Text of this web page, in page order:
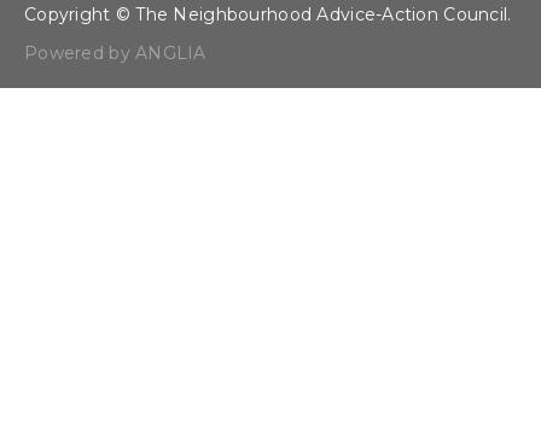
Copyright © The Neighbourhood Advice-Action Council.
Powered by ANGLIA